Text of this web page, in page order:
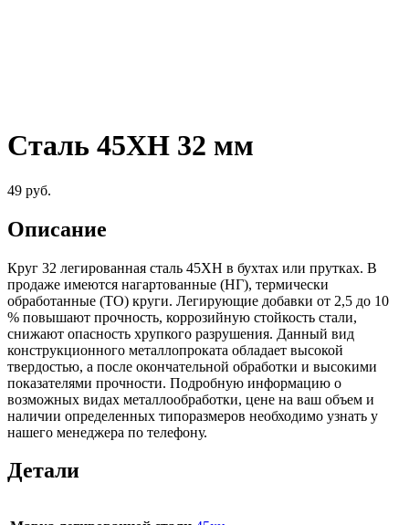
Сталь 45ХН 32 мм
49 руб.
Описание
Круг 32 легированная сталь 45ХН в бухтах или прутках. В
продаже имеются нагартованные (НГ), термически
обработанные (ТО) круги. Легирующие добавки от 2,5 до 10
% повышают прочность, коррозийную стойкость стали,
снижают опасность хрупкого разрушения. Данный вид
конструкционного металлопроката обладает высокой
твердостью, а после окончательной обработки и высокими
показателями прочности. Подробную информацию о
возможных видах металлообработки, цене на ваш объем и
наличии определенных типоразмеров необходимо узнать у
нашего менеджера по телефону.
Детали